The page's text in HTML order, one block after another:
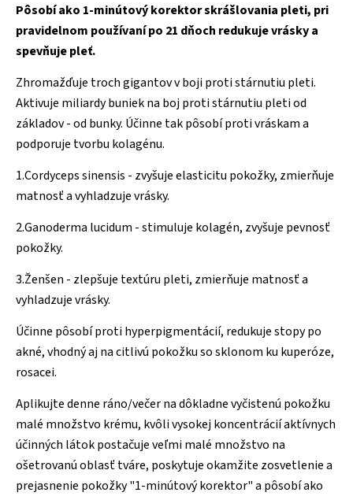
Pôsobí ako 1-minútový korektor skrášlovania pleti, pri
pravidelnom používaní po 21 dňoch redukuje vrásky a
spevňuje pleť.
Zhromažďuje troch gigantov v boji proti stárnutiu pleti.
Aktivuje miliardy buniek na boj proti stárnutiu pleti od
základov - od bunky. Účinne tak pôsobí proti vráskam a
podporuje tvorbu kolagénu.
1.Cordyceps sinensis - zvyšuje elasticitu pokožky, zmierňuje
matnosť a vyhladzuje vrásky.
2.Ganoderma lucidum - stimuluje kolagén, zvyšuje pevnosť
pokožky.
3.Ženšen - zlepšuje textúru pleti, zmierňuje matnosť a
vyhladzuje vrásky.
Účinne pôsobí proti hyperpigmentácií, redukuje stopy po
akné, vhodný aj na citlivú pokožku so sklonom ku kuperóze,
rosacei.
Aplikujte denne ráno/večer na dôkladne vyčistenú pokožku
malé množstvo krému, kvôli vysokej koncentrácií aktívnych
účinných látok postačuje veľmi malé množstvo na
ošetrovanú oblasť tváre, poskytuje okamžite zosvetlenie a
prejasnenie pokožky "1-minútový korektor" a pôsobí ako